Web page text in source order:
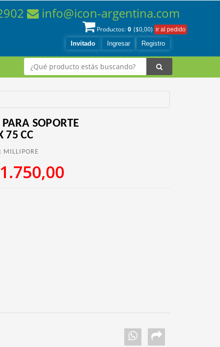
Invitado Ingresar Registro
Productos: 0 ($0,00)
info@icon-argentina.com
SOPORTE
75 CC
MILLIPORE